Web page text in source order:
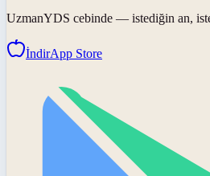
UzmanYDS cebinde — istediğin an,
İndirApp Store